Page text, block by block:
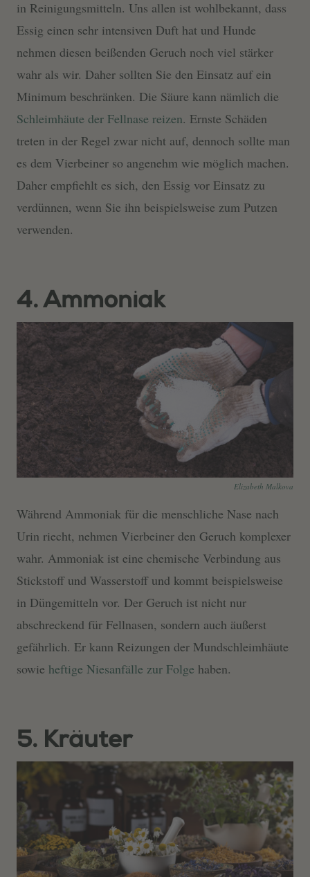
in Reinigungsmitteln. Uns allen ist wohlbekannt, dass
Essig einen sehr intensiven Duft hat und Hunde
nehmen diesen beißenden Geruch noch viel stärker
wahr als wir. Daher sollten Sie den Einsatz auf ein
Minimum beschränken. Die Säure kann nämlich die
Schleimhäute der Fellnase reizen. Ernste Schäden
treten in der Regel zwar nicht auf, dennoch sollte man
es dem Vierbeiner so angenehm wie möglich machen.
Daher empfiehlt es sich, den Essig vor Einsatz zu
verdünnen, wenn Sie ihn beispielsweise zum Putzen
verwenden.
4. Ammoniak
Elizabeth Malkova
Während Ammoniak für die menschliche Nase nach
Urin riecht, nehmen Vierbeiner den Geruch komplexer
wahr. Ammoniak ist eine chemische Verbindung aus
Stickstoff und Wasserstoff und kommt beispielsweise
in Düngemitteln vor. Der Geruch ist nicht nur
abschreckend für Fellnasen, sondern auch äußerst
gefährlich. Er kann Reizungen der Mundschleimhäute
sowie heftige Niesanfälle zur Folge haben.
5. Kräuter